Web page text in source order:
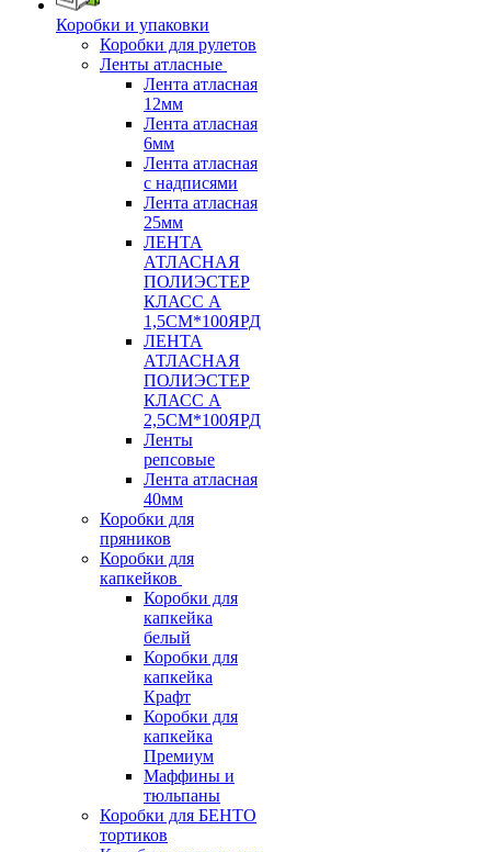
Коробки и упаковки
Коробки для рулетов
Ленты атласные
Лента атласная
12мм
Лента атласная
6мм
Лента атласная
с надписями
Лента атласная
25мм
ЛЕНТА
АТЛАСНАЯ
ПОЛИЭСТЕР
КЛАСС А
1,5СМ*100ЯРД
ЛЕНТА
АТЛАСНАЯ
ПОЛИЭСТЕР
КЛАСС А
2,5СМ*100ЯРД
Ленты
репсовые
Лента атласная
40мм
Коробки для
пряников
Коробки для
капкейков
Коробки для
капкейка
белый
Коробки для
капкейка
Крафт
Коробки для
капкейка
Премиум
Маффины и
тюльпаны
Коробки для БЕНТО
тортиков